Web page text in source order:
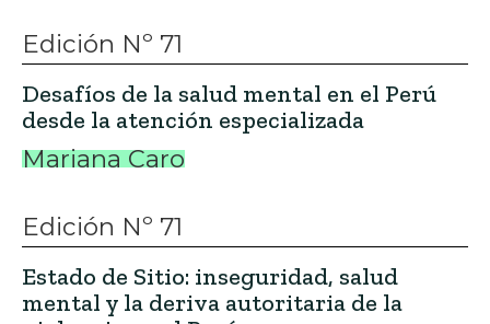
Edición Nº 71
Desafíos de la salud mental en el Perú
desde la atención especializada
Mariana Caro
Edición Nº 71
Estado de Sitio: inseguridad, salud
mental y la deriva autoritaria de la